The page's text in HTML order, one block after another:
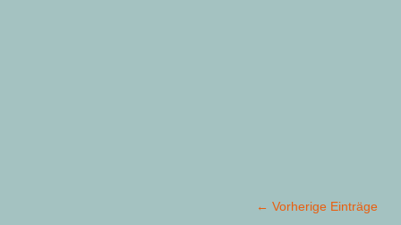
← Vorherige Einträge